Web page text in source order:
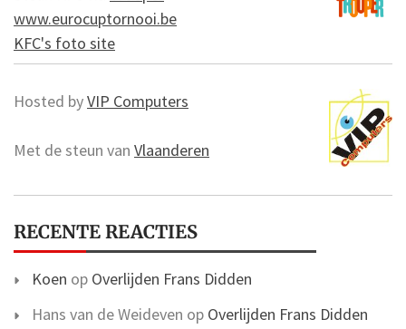
www.eurocuptornooi.be
KFC's foto site
Hosted byVIP Computers
Met de steun van Vlaanderen
RECENTE REACTIES
Koen op Overlijden Frans Didden
Hans van de Weideven op Overlijden Frans Didden